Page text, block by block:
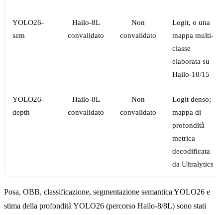
YOLO26-
sem
Hailo-8L
convalidato
Non
convalidato
Logit, o una
mappa multi-
classe
elaborata su
Hailo-10/15
YOLO26-
depth
Hailo-8L
convalidato
Non
convalidato
Logit denso;
mappa di
profondità
metrica
decodificata
da Ultralytics
Posa, OBB, classificazione, segmentazione semantica YOLO26 e
stima della profondità YOLO26 (percorso Hailo-8/8L) sono stati